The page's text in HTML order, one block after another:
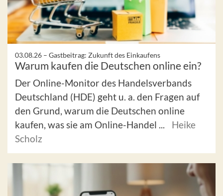
03.08.26 – Gastbeitrag: Zukunft des Einkaufens
Warum kaufen die Deutschen online ein?
Der Online-Monitor des Handelsverbands
Deutschland (HDE) geht u. a. den Fragen auf
den Grund, warum die Deutschen online
kaufen, was sie am Online-Handel ...
Heike
Scholz